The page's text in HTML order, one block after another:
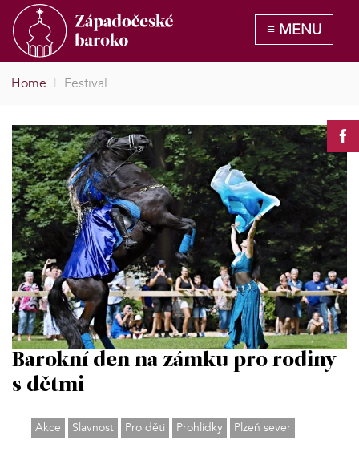
Home | Festival
Barokní den na zámku pro rodiny
s dětmi
Akce Slavnost Pro děti Prohlídky Plzeň sever